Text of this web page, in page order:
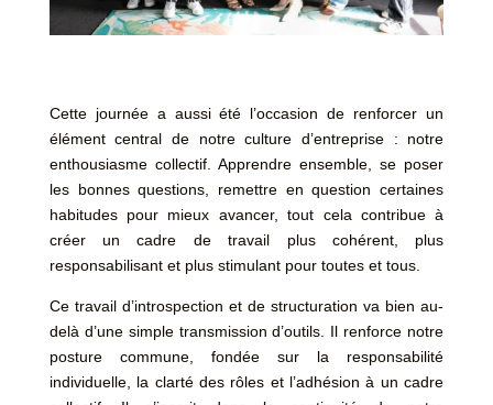
Cette journée a aussi été l’occasion de renforcer un
élément central de notre culture d’entreprise : notre
enthousiasme collectif. Apprendre ensemble, se poser
les bonnes questions, remettre en question certaines
habitudes pour mieux avancer, tout cela contribue à
créer un cadre de travail plus cohérent, plus
responsabilisant et plus stimulant pour toutes et tous.
Ce travail d’introspection et de structuration va bien au-
delà d’une simple transmission d’outils. Il renforce notre
posture commune, fondée sur la responsabilité
individuelle, la clarté des rôles et l’adhésion à un cadre